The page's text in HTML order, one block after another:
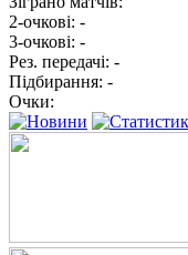
2-очкові: -
3-очкові: -
Рез. передачі: -
Підбирання: -
Очки: